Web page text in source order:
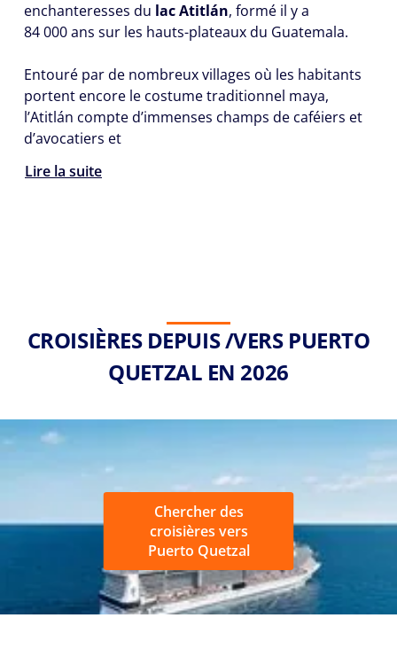
enchanteresses du lac Atitlán, formé il y a
84 000 ans sur les hauts-plateaux du Guatemala.
Entouré par de nombreux villages où les habitants
portent encore le costume traditionnel maya,
l’Atitlán compte d’immenses champs de caféiers et
d’avocatiers et
Lire la suite
CROISIÈRES DEPUIS /VERS PUERTO
QUETZAL EN 2026
Chercher des
croisières vers
Puerto Quetzal